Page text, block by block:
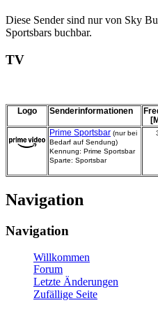
Diese Sender sind nur von Sky
Sportsbars buchbar.
TV
Logo Senderinformationen
Prime Sportsbar (nur bei
Bedarf auf Sendung)
Kennung: Prime Sportsbar
Sparte: Sportsbar
Navigation
Navigation
Willkommen
Forum
Letzte Änderungen
Zufällige Seite